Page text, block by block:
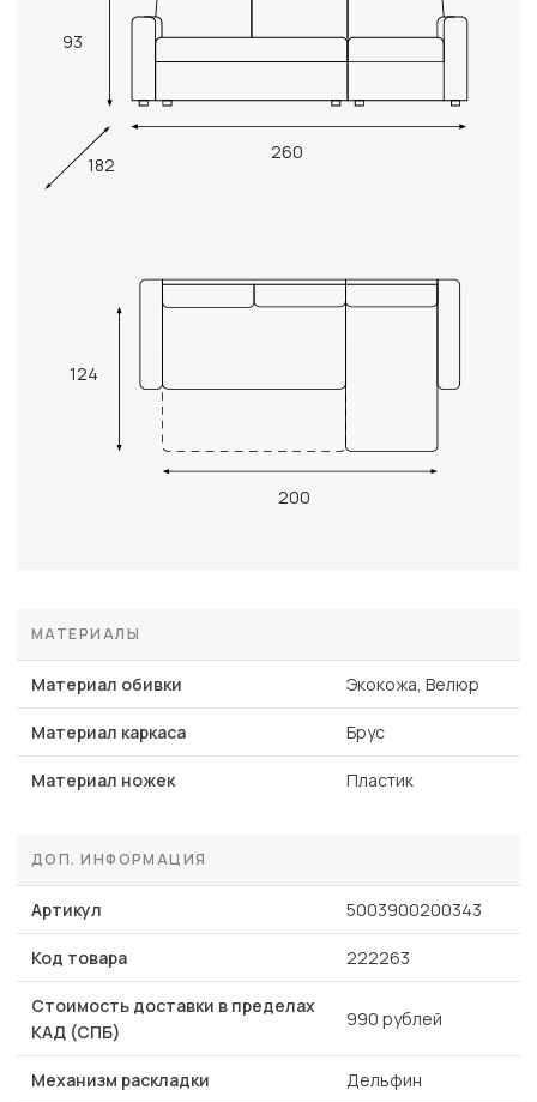
93
260
182
124
200
МАТЕРИАЛЫ
Материал обивки Экокожа, Велюр
Материал каркаса Брус
Материал ножек Пластик
ДОП. ИНФОРМАЦИЯ
Артикул 5003900200343
Код товара 222263
Стоимость доставки в пределах
КАД (СПБ)
990 рублей
Механизм раскладки Дельфин